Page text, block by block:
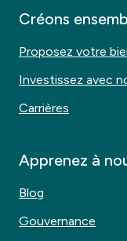
Créons
Proposez votre
Investissez avec
Carrières
Apprenez à
Blog
Gouvernance